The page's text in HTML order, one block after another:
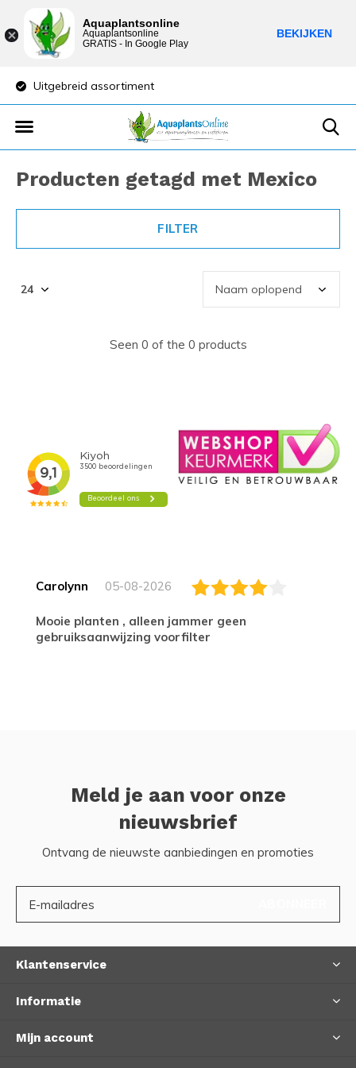
Uitgebreid assortiment
Producten getagd met Mexico
FILTER
Seen 0 of the 0 products
Carolynn 05-08-2026
Mooie planten , alleen jammer geen
gebruiksaanwijzing voorfilter
Meld je aan voor onze
nieuwsbrief
Ontvang de nieuwste aanbiedingen en promoties
Klantenservice
Informatie
Mijn account
Aquaplantsonline
Aquaplantsonline
GRATIS - In Google Play
BEKIJKEN